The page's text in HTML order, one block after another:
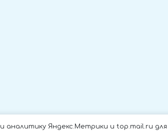
и аналитику Яндекс.Метрики и top.mail.ru для